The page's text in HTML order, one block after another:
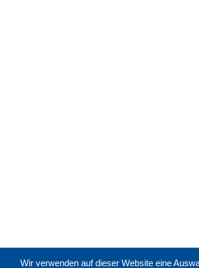
Wir verwenden auf dieser Website eine